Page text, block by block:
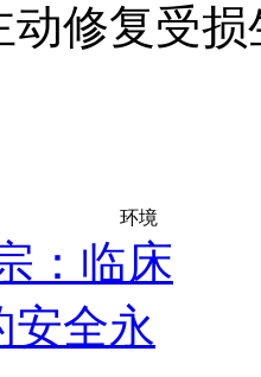
动修复受
环境